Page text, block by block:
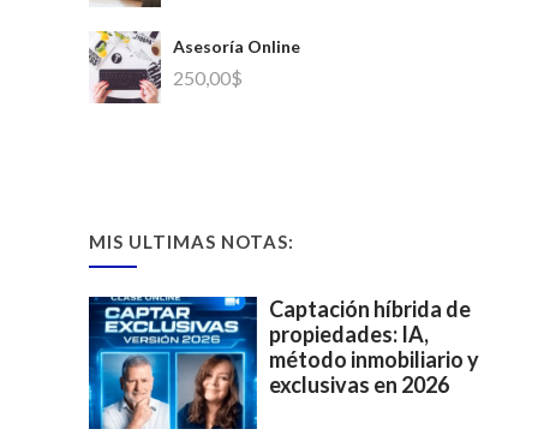
Asesoría Online
250,00$
MIS ULTIMAS NOTAS:
Captación híbrida de
propiedades: IA,
método inmobiliario y
exclusivas en 2026